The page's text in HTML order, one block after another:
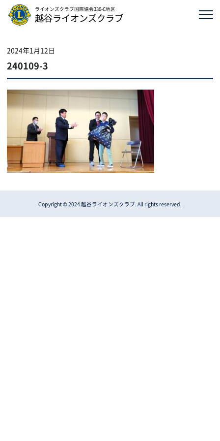
ライオンズクラブ国際協会330-C地区
越谷ライオンズクラブ
2024年1月12日
240109-3
Copyright © 2024 越谷ライオンズクラブ. All rights reserved.